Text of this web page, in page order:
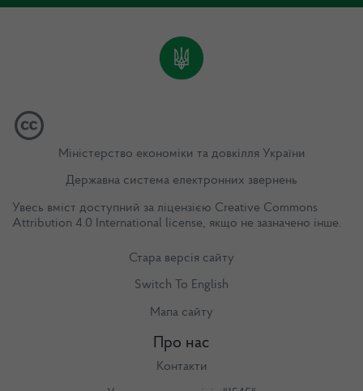
Міністерство економіки та довкілля України
Державна система електронних звернень
Увесь вміст доступний за ліцензією Creative Commons
Attribution 4.0 International license, якщо не зазначено інше.
Стара версія сайту
Switch To English
Мапа сайту
Про нас
Контакти